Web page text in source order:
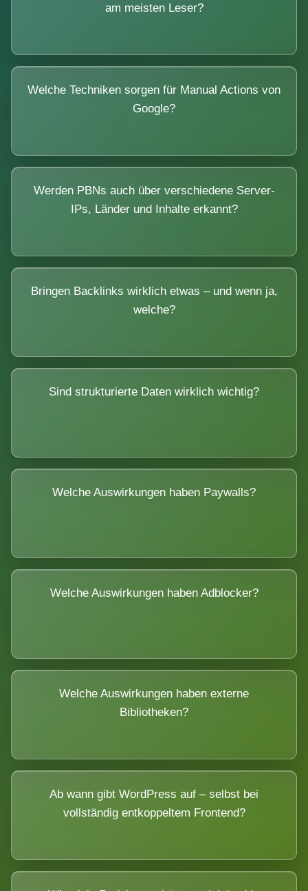
am meisten Leser?
Welche Techniken sorgen für Manual Actions von
Google?
Werden PBNs auch über verschiedene Server-
IPs, Länder und Inhalte erkannt?
Bringen Backlinks wirklich etwas – und wenn ja,
welche?
Sind strukturierte Daten wirklich wichtig?
Welche Auswirkungen haben Paywalls?
Welche Auswirkungen haben Adblocker?
Welche Auswirkungen haben externe
Bibliotheken?
Ab wann gibt WordPress auf – selbst bei
vollständig entkoppeltem Frontend?